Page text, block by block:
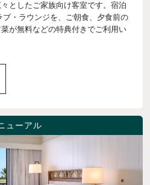
としたご家族向け客室です。宿泊
・ラウンジを、ご朝食、夕食前の
が無料などの特典付きでご利用い
ューアル